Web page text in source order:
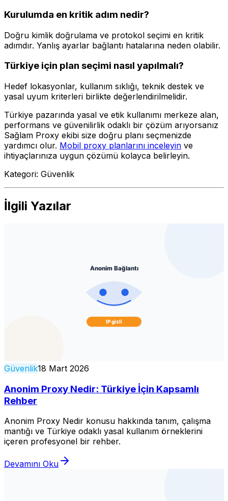
Kurulumda en kritik adım nedir?
Doğru kimlik doğrulama ve protokol seçimi en kritik
adımdır. Yanlış ayarlar bağlantı hatalarına neden olabilir.
Türkiye için plan seçimi nasıl yapılmalı?
Hedef lokasyonlar, kullanım sıklığı, teknik destek ve
yasal uyum kriterleri birlikte değerlendirilmelidir.
Türkiye pazarında yasal ve etik kullanımı merkeze alan,
performans ve güvenilirlik odaklı bir çözüm arıyorsanız
Sağlam Proxy ekibi size doğru planı seçmenizde
yardımcı olur. Mobil proxy planlarını inceleyin ve
ihtiyaçlarınıza uygun çözümü kolayca belirleyin.
Kategori: Güvenlik
İlgili Yazılar
Güvenlik18 Mart 2026
Anonim Proxy Nedir: Türkiye İçin Kapsamlı
Rehber
Anonim Proxy Nedir konusu hakkında tanım, çalışma
mantığı ve Türkiye odaklı yasal kullanım örneklerini
içeren profesyonel bir rehber.
Devamını Oku